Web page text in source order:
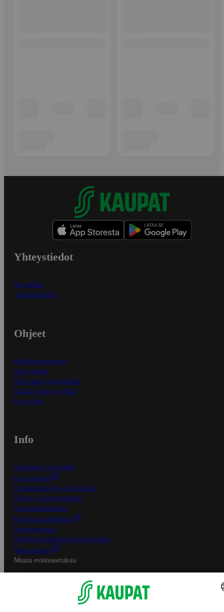
Yhteystiedot
Myymälät
Asiakaspalvelu
Ohjeet
Ensitilaajan ohjeet
Näin maksat
Näin tilaat ja muokkaat
Kaikki ohjeet ja vinkit
In English
Info
S-Business yrityksille
Oiva-raportit
Osuuskauppojen yhteystiedot
Tilaus- ja toimitusehdot
Tietosuojakäytäntö
Palvelun käyttöehdot
Saavutettavuus
Mobiilisovelluksen saavutettavuus
Mainostajalle
Muuta evästeasetuksia
S-ryhmän palvelut